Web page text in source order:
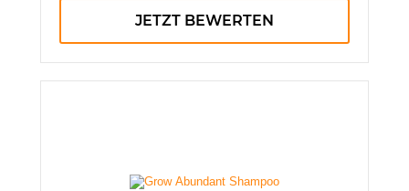
JETZT BEWERTEN